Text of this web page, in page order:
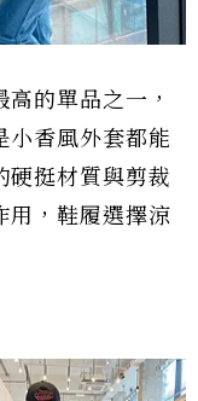
的單品之一，
小香風外套都能
硬挺材質與剪裁
用，鞋履選擇涼